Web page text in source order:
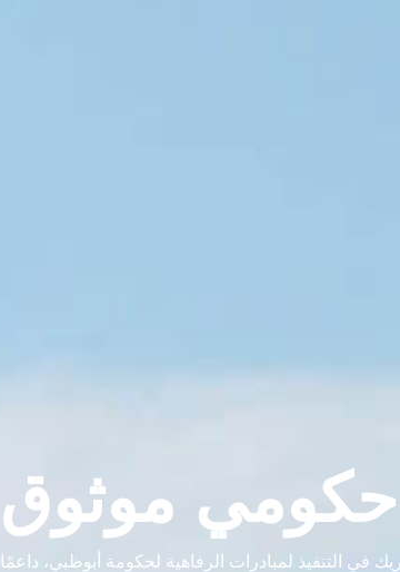
موثوق
في التنفيذ لمبادرات الرفاهية لحكومة أبوظبي، داعمًا